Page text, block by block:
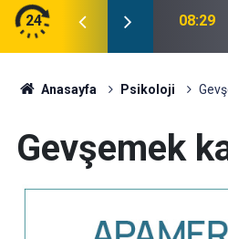
24
Tanı Kriterleri ve
10:30
Anasayfa Psikoloji
Gevşemek